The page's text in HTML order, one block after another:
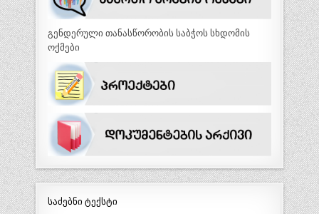
გენდერული თანასწორობის საბჭოს სხდომის
ოქმები
საძებნი ტექსტი